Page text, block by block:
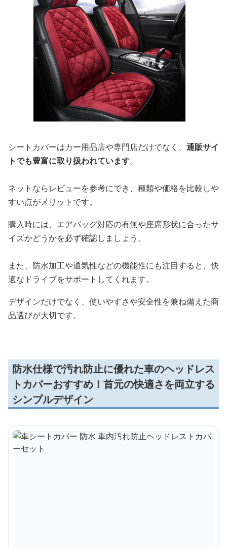
シートカバーはカー用品店や専門店だけでなく、 通販サイ
トでも豊富に取り扱われています。
ネットならレビューを参考にでき、種類や価格を比較しや
すい点がメリットです。
購入時には、エアバッグ対応の有無や座席形状に合ったサ
イズかどうかを必ず確認しましょう。
また、防水加工や通気性などの機能性にも注目すると、快
適なドライブをサポートしてくれます。
デザインだけでなく、使いやすさや安全性を兼ね備えた商
品選びが大切です。
防水仕様で汚れ防止に優れた車のヘッドレス
トカバーおすすめ！首元の快適さを両立する
シンプルデザイン